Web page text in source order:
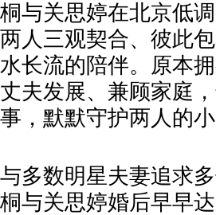
桐与关思婷在北京低
两人三观契合、彼此
水长流的陪伴。原本
丈夫发展、兼顾家庭
事，默默守护两人的
与多数明星夫妻追求
桐与关思婷婚后早早